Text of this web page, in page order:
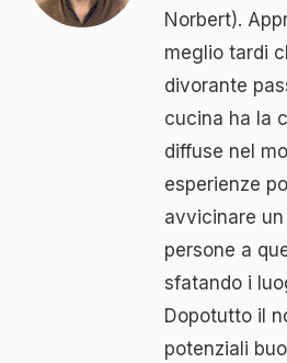
Norbert).
meglio tardi
divorante
cucina ha la
diffuse nel
esperienze
avvicinare
persone a
sfatando i
Dopotutto il
potenziali